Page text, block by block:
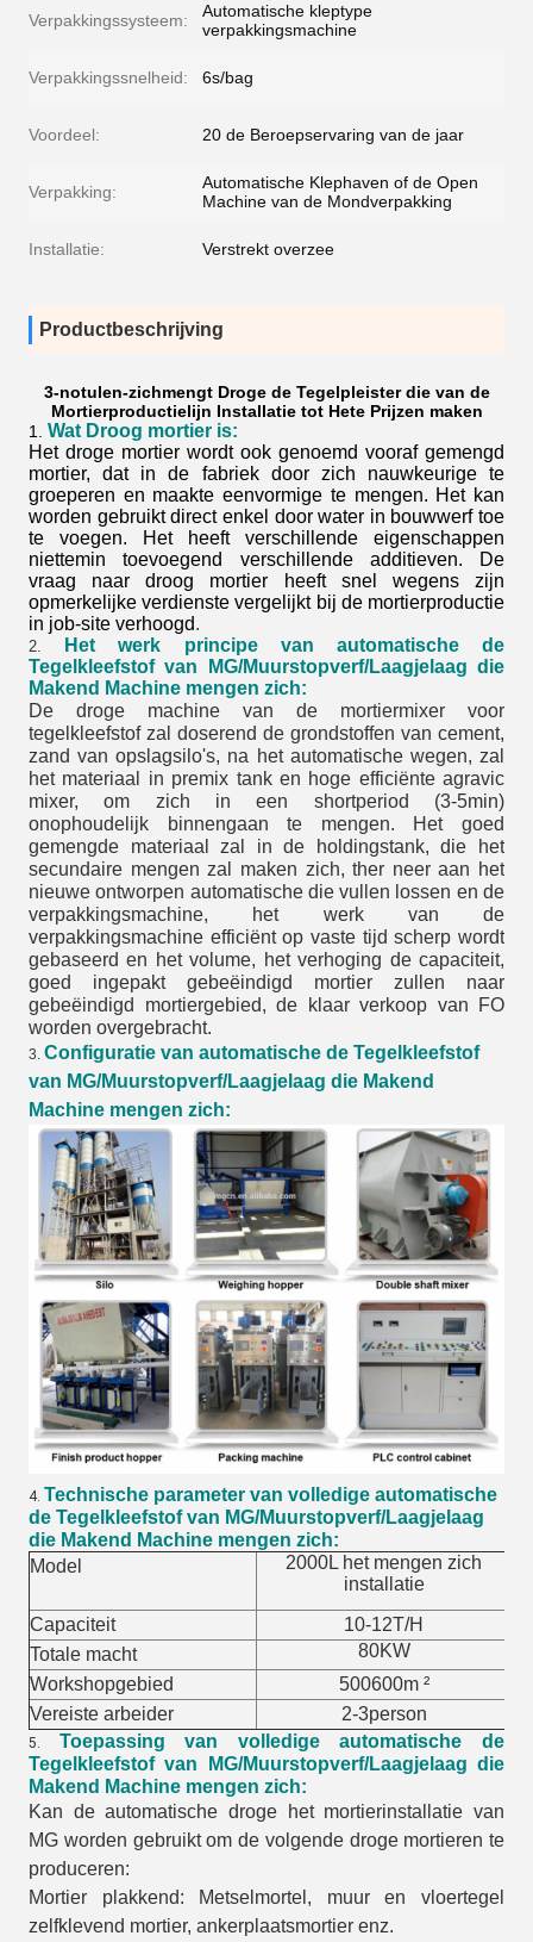
Verpakkingssysteem:
Automatische kleptype
verpakkingsmachine
Verpakkingssnelheid: 6s/bag
Voordeel: 20 de Beroepservaring van de jaar
Verpakking:
Automatische Klephaven of de Open
Machine van de Mondverpakking
Installatie: Verstrekt overzee
Productbeschrijving
3-notulen-zichmengt Droge de Tegelpleister die van de
Mortierproductielijn Installatie tot Hete Prijzen maken
1. Wat Droog mortier is:
Het droge mortier wordt ook genoemd vooraf gemengd
mortier, dat in de fabriek door zich nauwkeurige te
groeperen en maakte eenvormige te mengen. Het kan
worden gebruikt direct enkel door water in bouwwerf toe
te voegen. Het heeft verschillende eigenschappen
niettemin toevoegend verschillende additieven. De
vraag naar droog mortier heeft snel wegens zijn
opmerkelijke verdienste vergelijkt bij de mortierproductie
in job-site verhoogd.
2.
Het werk principe van automatische de
Tegel kleefstof van MG/Muurstopverf/Laagjelaag die
Makend Machine mengen zich:
De droge machine van de mortiermixer voor
tegelkleefstof zal doserend de grondstoffen van cement,
zand van opslagsilo's, na het automatische wegen, zal
het materiaal in premix tank en hoge efficiënte agravic
mixer, om zich in een shortperiod (3-5min)
onophoudelijk binnengaan te mengen. Het goed
gemengde materiaal zal in de holdingstank, die het
secundaire mengen zal maken zich, ther neer aan het
nieuwe ontworpen automatische die vullen lossen en de
verpakkingsmachine, het werk van de
verpakkingsmachine efficiënt op vaste tijd scherp wordt
gebaseerd en het volume, het verhoging de capaciteit,
goed ingepakt gebeëindigd mortier zullen naar
gebeëindigd mortiergebied, de klaar verkoop van FO
worden overgebracht.
3. Configuratie van automatische de Tegel kleefstof
van MG/Muurstopverf/Laagjelaag die Makend
Machine mengen zich:
4. Technische parameter van volledige automatische
de Tegel kleefstof van MG/Muurstopverf/Laagjelaag
die Makend Machine mengen zich:
Model
2000L het mengen zich
installatie
Capaciteit
10-12T/H
Totale macht
80KW
Workshopgebied
500600m ²
Vereiste arbeider
2-3person
5. Toepassing van volledige automatische de
Tegel kleefstof van MG/Muurstopverf/Laagjelaag die
Makend Machine mengen zich:
Kan de automatische droge het mortierinstallatie van
MG worden gebruikt om de volgende droge mortieren te
produceren:
Mortier plakkend: Metselmortel, muur en vloertegel
zelfklevend mortier, ankerplaatsmortier enz.